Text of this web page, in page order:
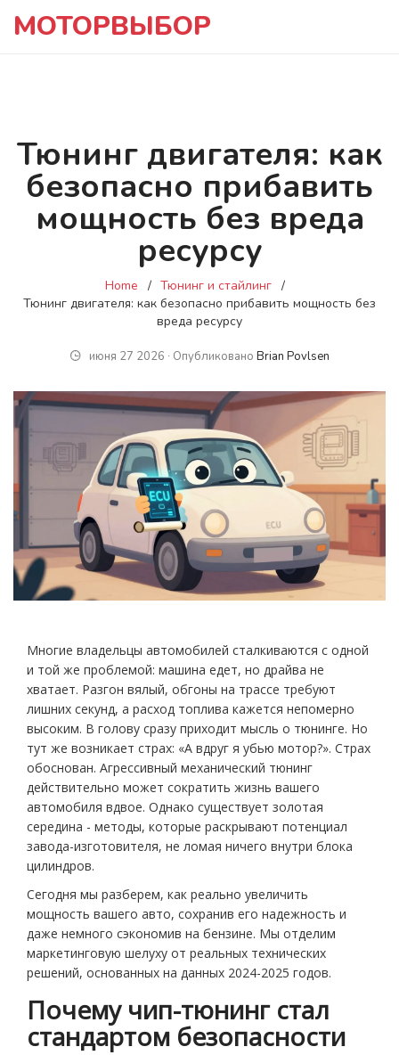
МОТОРВЫБОР
Тюнинг двигателя: как
безопасно прибавить
мощность без вреда
ресурсу
Home
Тюнинг и стайлинг
Тюнинг двигателя: как безопасно прибавить мощность без
вреда ресурсу
июня 27 2026 ∙ Опубликовано Brian Povlsen
Многие владельцы автомобилей сталкиваются с одной
и той же проблемой: машина едет, но драйва не
хватает. Разгон вялый, обгоны на трассе требуют
лишних секунд, а расход топлива кажется непомерно
высоким. В голову сразу приходит мысль о тюнинге. Но
тут же возникает страх: «А вдруг я убью мотор?». Страх
обоснован. Агрессивный механический тюнинг
действительно может сократить жизнь вашего
автомобиля вдвое. Однако существует золотая
середина - методы, которые раскрывают потенциал
завода-изготовителя, не ломая ничего внутри блока
цилиндров.
Сегодня мы разберем, как реально увеличить
мощность вашего авто, сохранив его надежность и
даже немного сэкономив на бензине. Мы отделим
маркетинговую шелуху от реальных технических
решений, основанных на данных 2024-2025 годов.
Почему чип-тюнинг стал
стандартом безопасности